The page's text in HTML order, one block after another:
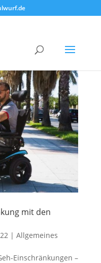
mit den
| Allgemeines
Einschränkungen –